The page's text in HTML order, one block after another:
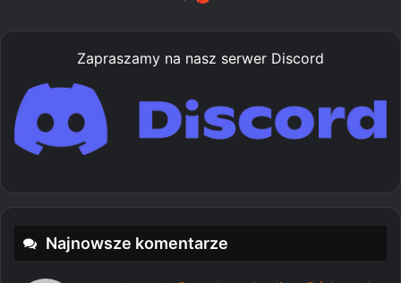
Zapraszamy na nasz serwer Discord
Najnowsze komentarze